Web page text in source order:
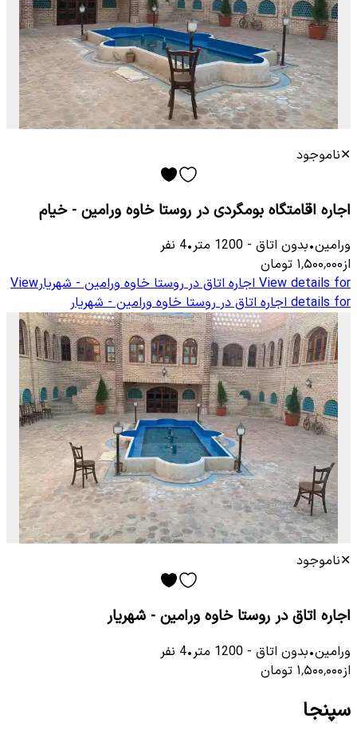
✕ناموجود
اجاره اقامتگاه بومگردی در روستا خاوه ورامین - خیام
ورامین•بدون اتاق -
1200 متر•
4 نفر
از۱٬۵۰۰٬۰۰۰ تومان
View details for اجاره اتاق در روستا خاوه ورامین - شهریارView
details for اجاره اتاق در روستا خاوه ورامین - شهریار
✕ناموجود
اجاره اتاق در روستا خاوه ورامین - شهریار
ورامین•بدون اتاق -
1200 متر•
4 نفر
از۱٬۵۰۰٬۰۰۰ تومان
سپنجا